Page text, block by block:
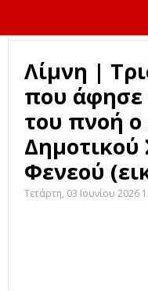
Λίμνη |
που άφησε
του πνοή ο
Δημοτικού
Φενεού
Τετάρτη, 03 Ιουνίου 2026